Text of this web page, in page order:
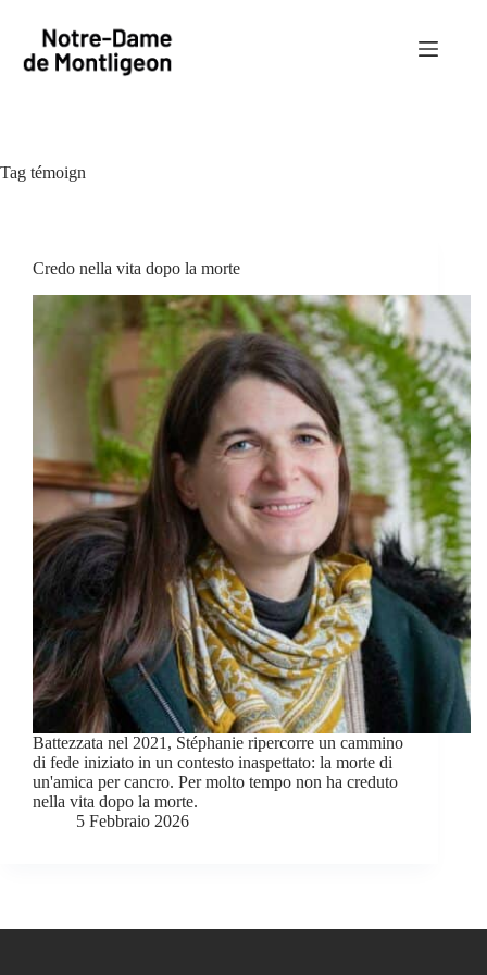
contenuto
Tag témoign
Credo nella vita dopo la morte
Battezzata nel 2021, Stéphanie ripercorre un cammino
di fede iniziato in un contesto inaspettato: la morte di
un'amica per cancro. Per molto tempo non ha creduto
nella vita dopo la morte.
5 Febbraio 2026